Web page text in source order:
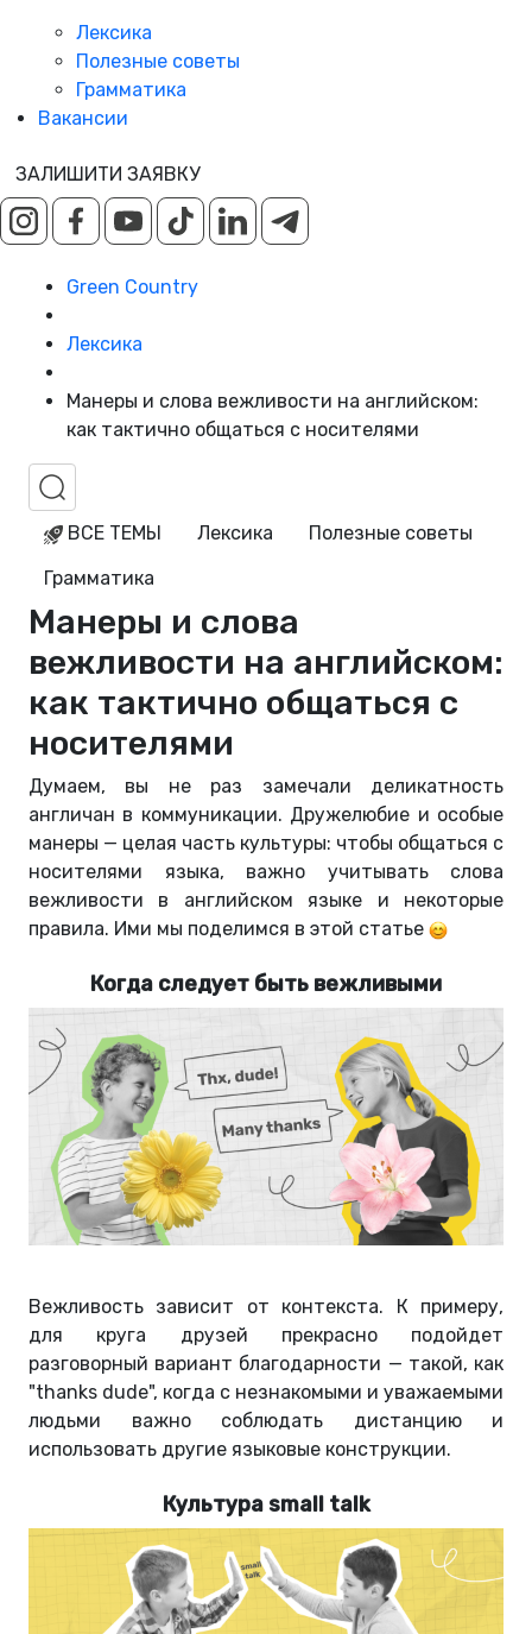
Лексика
Полезные советы
Грамматика
Вакансии
ЗАЛИШИТИ ЗАЯВКУ
Green Country
Лексика
Манеры и слова вежливости на английском:
как тактично общаться с носителями
ВСЕ ТЕМЫ Лексика
Полезные советы
Грамматика
Манеры и слова
вежливости на английском:
как тактично общаться с
носителями
Думаем, вы не раз замечали деликатность
англичан в коммуникации. Дружелюбие и особые
манеры — целая часть культуры: чтобы общаться с
носителями языка, важно учитывать слова
вежливости в английском языке и некоторые
правила. Ими мы поделимся в этой статье
Когда следует быть вежливыми
Вежливость зависит от контекста. К примеру,
для круга друзей прекрасно подойдет
разговорный вариант благодарности — такой, как
"thanks dude", когда с незнакомыми и уважаемыми
людьми важно соблюдать дистанцию ​​и
использовать другие языковые конструкции.
Культура small talk